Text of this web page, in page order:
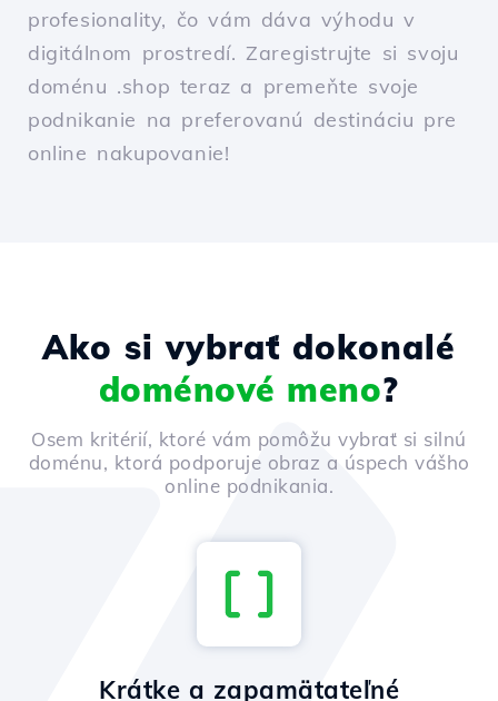
profesionality, čo vám dáva výhodu v
digitálnom prostredí. Zaregistrujte si svoju
doménu .shop teraz a premeňte svoje
podnikanie na preferovanú destináciu pre
online nakupovanie!
Ako si vybrať dokonalé
doménové meno?
Osem kritérií, ktoré vám pomôžu vybrať si silnú
doménu, ktorá podporuje obraz a úspech vášho
online podnikania.
Krátke a zapamätateľné